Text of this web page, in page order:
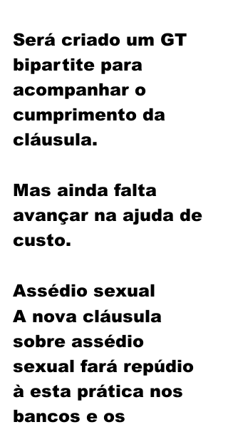
Será criado um GT
bipartite para
acompanhar o
cumprimento da
cláusula.
Mas ainda falta
avançar na ajuda de
custo.
Assédio sexual
A nova cláusula
sobre assédio
sexual fará repúdio
à esta prática nos
bancos e os